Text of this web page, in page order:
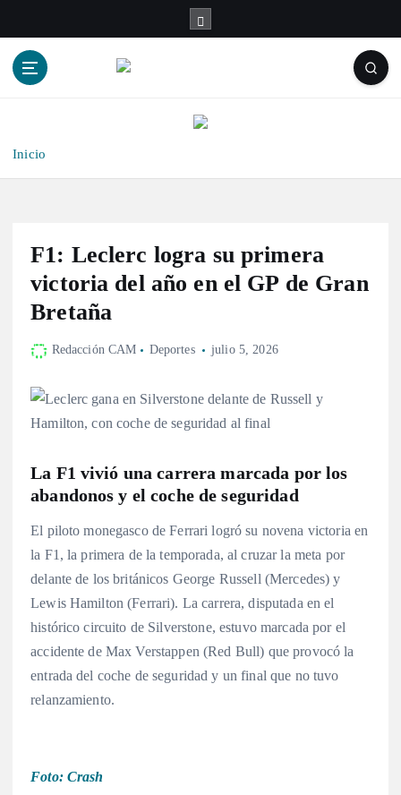
Inicio
F1: Leclerc logra su primera
victoria del año en el GP de Gran
Bretaña
Redacción CAM Deportes julio 5, 2026
La F1 vivió una carrera marcada por los
abandonos y el coche de seguridad
El piloto monegasco de Ferrari logró su novena victoria en
la F1, la primera de la temporada, al cruzar la meta por
delante de los británicos George Russell (Mercedes) y
Lewis Hamilton (Ferrari). La carrera, disputada en el
histórico circuito de Silverstone, estuvo marcada por el
accidente de Max Verstappen (Red Bull) que provocó la
entrada del coche de seguridad y un final que no tuvo
relanzamiento.
Foto: Crash